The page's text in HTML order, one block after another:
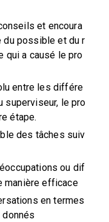
et encoura
du possible et du r
qui a causé le pro
entre les différe
superviseur, le pro
étape.
des tâches suiv
ou dif
manière efficace
en termes